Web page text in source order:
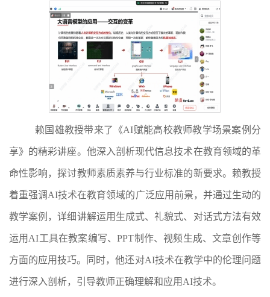
赖国雄教授带来了《AI赋能高校教师教学场景案例分
享》的精彩讲座。 他深入剖析现代信息技术在教育领域的革
命性影响，探讨教师素质素养与行业标准的新要求。赖教授
着重强调 AI技术在教育领域的广泛应用前景，并通过生动的
教学案例，详细讲解运用生成式、礼貌式、对话式方法有效
运用 AI工具在教案编写、PPT制作、视频生成、文章创作等
方面的应用技巧。同时，他还对AI技术在教学中的伦理问题
进行深入剖析，引导教师正确理解和应用AI技术。